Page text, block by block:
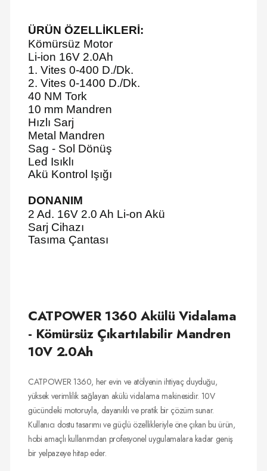
ÜRÜN ÖZELLİKLERİ:
Kömürsüz Motor
Li-ion 16V 2.0Ah
1. Vites 0-400 D./Dk.
2. Vites 0-1400 D./Dk.
40 NM Tork
10 mm Mandren
Hızlı Sarj
Metal Mandren
Sag - Sol Dönüş
Led Isıklı
Akü Kontrol Işığı
DONANIM
2 Ad. 16V 2.0 Ah Li-on Akü
Sarj Cihazı
Tasıma Çantası
CATPOWER 1360 Akülü Vidalama
- Kömürsüz Çıkartılabilir Mandren
10V 2.0Ah
CATPOWER 1360, her evin ve atölyenin ihtiyaç duyduğu,
yüksek verimlilik sağlayan akülü vidalama makinesidir. 10V
gücündeki motoruyla, dayanıklı ve pratik bir çözüm sunar.
Kullanıcı dostu tasarımı ve güçlü özellikleriyle öne çıkan bu ürün,
hobi amaçlı kullanımdan profesyonel uygulamalara kadar geniş
bir yelpazeye hitap eder.